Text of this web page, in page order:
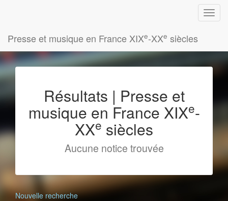
Presse et musique en France XIXe-XXe siècles
Résultats | Presse et
musique en France XIXe-
XXe siècles
Aucune notice trouvée
Nouvelle recherche